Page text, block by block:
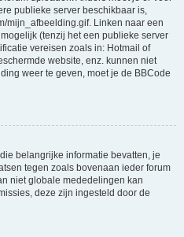
publieke server beschikbaar is,
mijn_afbeelding.gif. Linken naar een
(tenzij het een publieke server
vereisen zoals in: Hotmail of
website, enz. kunnen niet
weer te geven, moet je de BBCode
belangrijke informatie bevatten, je
tegen zoals bovenaan ieder forum
niet globale mededelingen kan
deze zijn ingesteld door de